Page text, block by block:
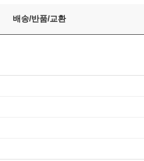
배송/반품/교환